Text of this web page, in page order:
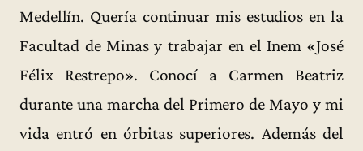
Medellín. Quería continuar mis estudios en la
Facultad de Minas y trabajar en el Inem «José
Félix Restrepo». Conocí a Carmen Beatriz
durante una marcha del Primero de Mayo y mi
vida entró en órbitas superiores. Además del